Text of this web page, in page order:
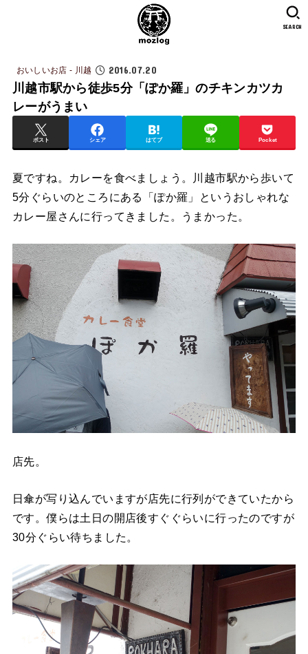
SEARCH
おいしいお店 - 川越 2016.07.20
川越市駅から徒歩5分「ぽか羅」のチキンカツカ
レーがうまい
ポスト シェア はてブ 送る Pocket
夏ですね。カレーを食べましょう。川越市駅から歩いて
5分ぐらいのところにある「ぽか羅」というおしゃれな
カレー屋さんに行ってきました。うまかった。
店先。
日傘が写り込んでいますが店先に行列ができていたから
です。僕らは土日の開店後すぐぐらいに行ったのですが
30分ぐらい待ちました。